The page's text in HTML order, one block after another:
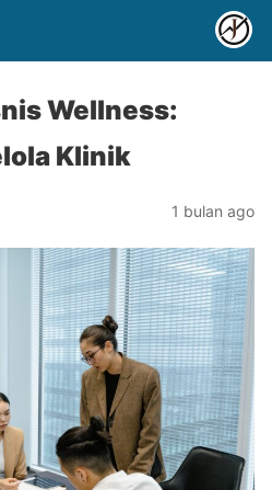
Wellness:
Klinik
1 bulan ago